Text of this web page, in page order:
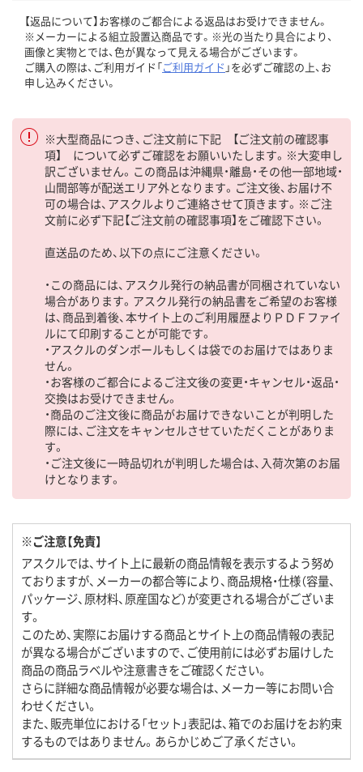
【返品について】お客様のご都合による返品はお受けできません。
※メーカーによる組立設置込商品です。※光の当たり具合により、
画像と実物とでは、色が異なって見える場合がございます。
ご購入の際は、ご利用ガイド「ご利用ガイド 」を必ずご確認の上、お
申し込みください。
※大型商品につき、ご注文前に下記 【ご注文前の確認事
項】 について必ずご確認をお願いいたします。※大変申し
訳ございません。この商品は沖縄県・離島・その他一部地域・
山間部等が配送エリア外となります。ご注文後、お届け不
可の場合は、アスクルよりご連絡させて頂きます。※ご注
文前に必ず下記【ご注文前の確認事項】をご確認下さい。
直送品のため、以下の点にご注意ください。
・この商品には、アスクル発行の納品書が同梱されていない
場合があります。アスクル発行の納品書をご希望のお客様
は、商品到着後、本サイト上のご利用履歴よりＰＤＦファイ
ルにて印刷することが可能です。
・アスクルのダンボールもしくは袋でのお届けではありま
せん。
・お客様のご都合によるご注文後の変更・キャンセル・返品・
交換はお受けできません。
・商品のご注文後に商品がお届けできないことが判明した
際には、ご注文をキャンセルさせていただくことがありま
す。
・ご注文後に一時品切れが判明した場合は、入荷次第のお届
けとなります。
※ご注意【免責】
アスクルでは、サイト上に最新の商品情報を表示するよう努め
ておりますが、メーカーの都合等により、商品規格・仕様（容量、
パッケージ、原材料、原産国など）が変更される場合がございま
す。
このため、実際にお届けする商品とサイト上の商品情報の表記
が異なる場合がございますので、ご使用前には必ずお届けした
商品の商品ラベルや注意書きをご確認ください。
さらに詳細な商品情報が必要な場合は、メーカー等にお問い合
わせください。
また、販売単位における「セット」表記は、箱でのお届けをお約束
するものではありません。あらかじめご了承ください。